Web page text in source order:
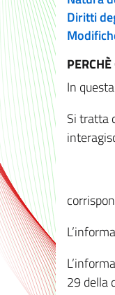
Diritti
In
Si tratta
29 della